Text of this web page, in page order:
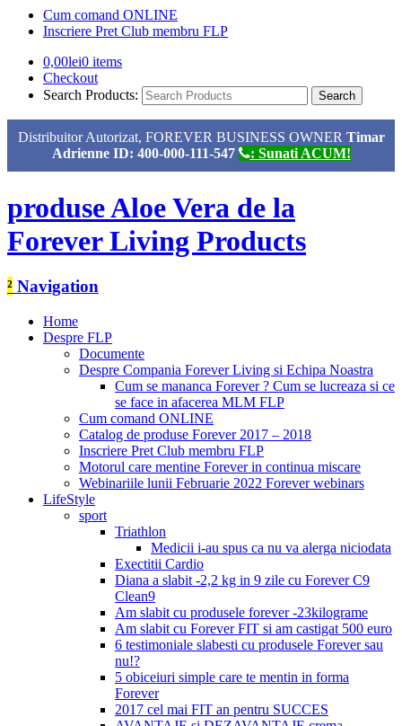
Cum comand ONLINE
Inscriere Pret Club membru FLP
0,00lei0 items
Checkout
Search Products:
Distribuitor Autorizat, FOREVER BUSINESS OWNER Timar
Adrienne ID: 400-000-111-547
: Sunati ACUM!
produse Aloe Vera de la
Forever Living Products
² Navigation
Home
Despre FLP
Documente
Despre Compania Forever Living si Echipa Noastra
Cum se mananca Forever ? Cum se lucreaza si ce
se face in afacerea MLM FLP
Cum comand ONLINE
Catalog de produse Forever 2017 – 2018
Inscriere Pret Club membru FLP
Motorul care mentine Forever in continua miscare
Webinariile lunii Februarie 2022 Forever webinars
LifeStyle
sport
Triathlon
Medicii i-au spus ca nu va alerga niciodata
Exectitii Cardio
Diana a slabit -2,2 kg in 9 zile cu Forever C9
Clean9
Am slabit cu produsele forever -23kilograme
Am slabit cu Forever FIT si am castigat 500 euro
6 testimoniale slabesti cu produsele Forever sau
nu!?
5 obiceiuri simple care te mentin in forma
Forever
2017 cel mai FIT an pentru SUCCES